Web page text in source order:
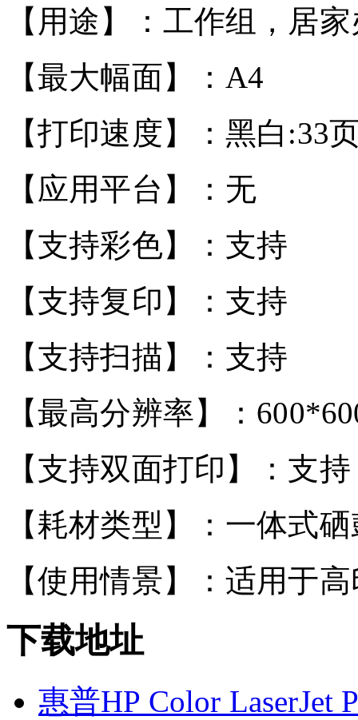
【用途】：工作组，居
【最大幅面】：A4
【打印速度】：黑白:33
【应用平台】：无
【支持彩色】：支持
【支持复印】：支持
【支持扫描】：支持
【最高分辨率】：
【支持双面打印】：支持
【耗材类型】：一体式
【使用情景】：适用于
下载地址
惠普HP Color LaserJet